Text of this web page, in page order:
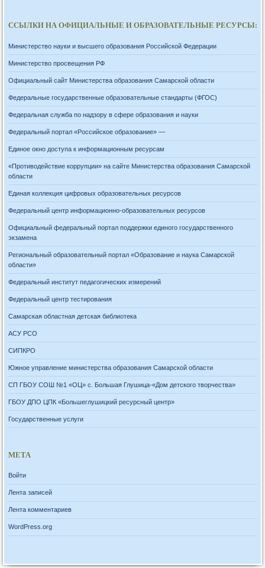
ССЫЛКИ НА ОФИЦИАЛЬНЫЕ И ОБРАЗОВАТЕЛЬНЫЕ РЕСУРСЫ:
Министерство науки и высшего образования Российской Федерации
Министерство просвещения РФ
Официальный сайт Министерства образования Самарской области
Федеральные государственные образовательные стандарты (ФГОС)
Федеральная служба по надзору в сфере образования и науки
Федеральный портал «Российское образование» —
Единое окно доступа к информационным ресурсам
«Противодействие коррупции» на сайте Министерства образования Самарской
области
Единая коллекция цифровых образовательных ресурсов
Федеральный центр информационно-образовательных ресурсов
Официальный федеральный портал поддержки единого государственного
экзамена
Региональный образовательный портал «Образование и наука Самарской
области»
Федеральный институт педагогических измерений
Федеральный центр тестирования
Самарская областная детская библиотека
АСУ РСО
СИПКРО
Южное управление министерства образования Самарской области
СП ГБОУ СОШ №1 «ОЦ» с. Большая Глушица-«Дом детского творчества»
ГБОУ ДПО ЦПК «Большеглушицкий ресурсный центр»
Государственные услуги
МЕТА
Войти
Лента записей
Лента комментариев
WordPress.org